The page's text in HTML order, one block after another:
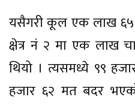
यसैगरी कूल एक लाख ६५
क्षेत्र नं २ मा एक लाख
थियो । त्यसमध्ये ९९
हजार ६२ मत बदर भएको